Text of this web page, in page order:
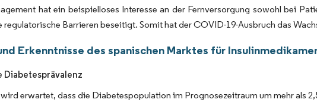
hat ein beispielloses Interesse an der Fernversorgung sowohl bei
regulatorische Barrieren beseitigt. Somit hat der COVID-19-Ausbruch das
Erkenntnisse des spanischen Marktes für
Diabetesprävalenz
wird erwartet, dass die Diabetespopulation im Prognosezeitraum um mehr als